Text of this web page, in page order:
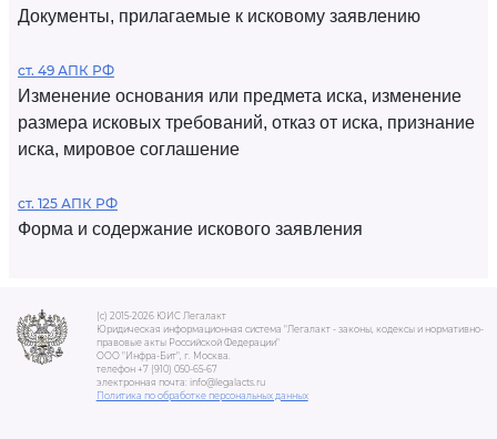
Документы, прилагаемые к исковому заявлению
ст. 49 АПК РФ
Изменение основания или предмета иска, изменение
размера исковых требований, отказ от иска, признание
иска, мировое соглашение
ст. 125 АПК РФ
Форма и содержание искового заявления
(c) 2015-2026 ЮИС Легалакт
Юридическая информационная система "Легалакт - законы, кодексы и нормативно-
правовые акты Российской Федерации"
ООО "Инфра-Бит", г. Москва.
телефон +7 (910) 050-65-67
электронная почта: info@legalacts.ru
Политика по обработке персональных данных